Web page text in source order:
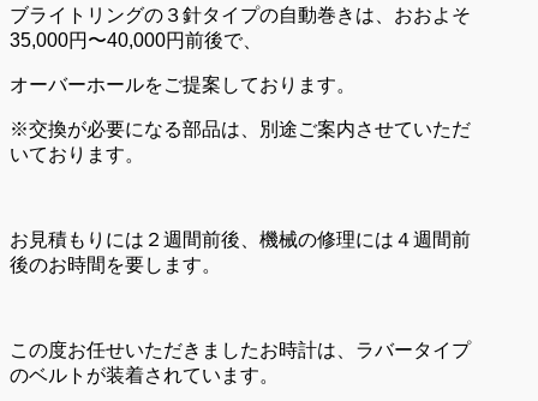
ブライトリングの３針タイプの自動巻きは、おおよそ
35,000円〜40,000円前後で、
オーバーホールをご提案しております。
※交換が必要になる部品は、別途ご案内させていただ
いております。
お見積もりには２週間前後、機械の修理には４週間前
後のお時間を要します。
この度お任せいただきましたお時計は、ラバータイプ
のベルトが装着されています。